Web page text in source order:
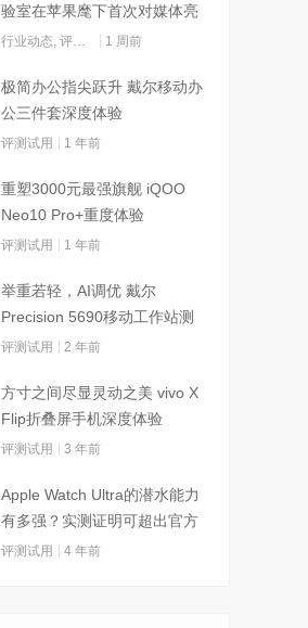
验室在苹果麾下首次对媒体亮
灯
行业动态 评测试用 1 周前
极简办公指尖跃升 戴尔移动办
公三件套深度体验
评测试用 1 年前
重塑3000元最强旗舰 iQOO
Neo10 Pro+重度体验
评测试用 1 年前
举重若轻，AI调优 戴尔
Precision 5690移动工作站测
试
评测试用 2 年前
方寸之间尽显灵动之美 vivo X
Flip折叠屏手机深度体验
评测试用 3 年前
Apple Watch Ultra的潜水能力
有多强？实测证明可超出官方
标称值
评测试用 4 年前